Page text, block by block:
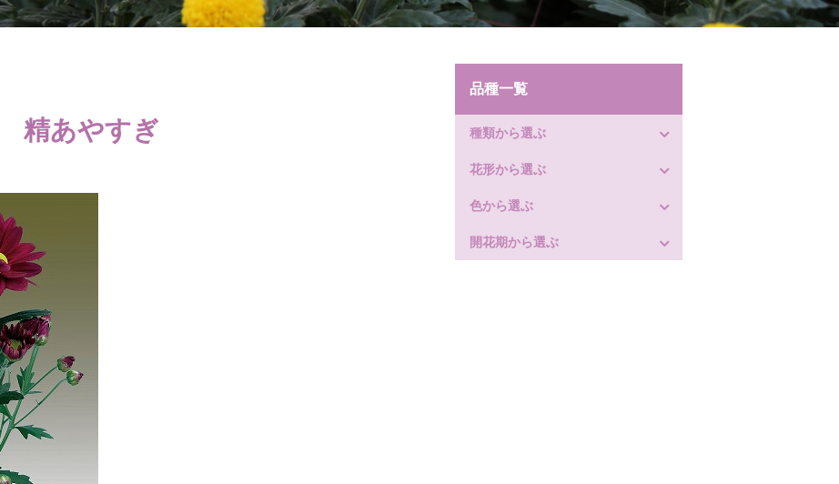
精あやすぎ
品種一覧
種類から選ぶ
花形から選ぶ
色から選ぶ
開花期から選ぶ